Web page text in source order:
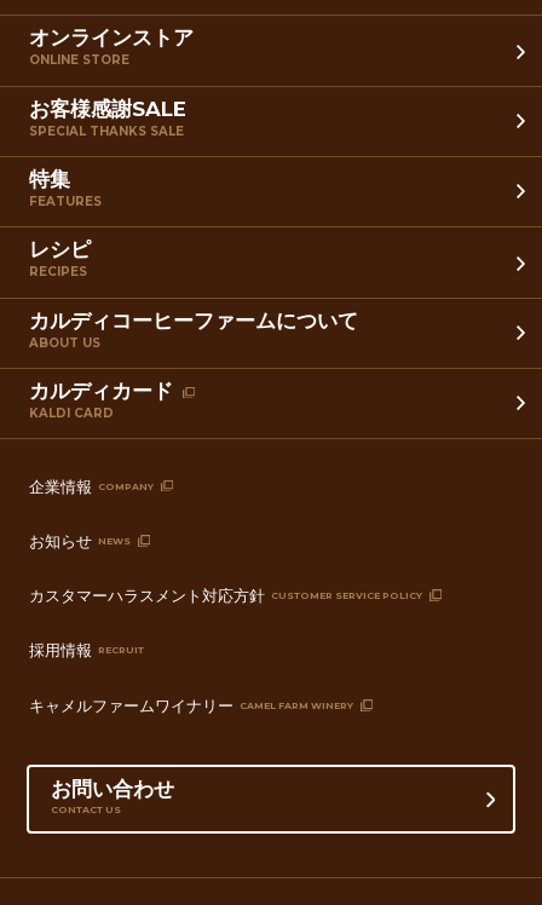
オンラインストア
ONLINE STORE
お客様感謝SALE
SPECIAL THANKS SALE
特集
FEATURES
レシピ
RECIPES
カルディコーヒーファームについて
ABOUT US
カルディカード
KALDI CARD
企業情報 COMPANY
お知らせ NEWS
カスタマーハラスメント対応方針 CUSTOMER SERVICE POLICY
採用情報 RECRUIT
キャメルファームワイナリー CAMEL FARM WINERY
お問い合わせ
CONTACT US